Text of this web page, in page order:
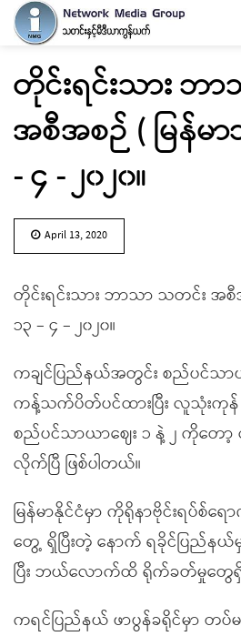
တိုင်းရင်းသား ဘ
အစီအစဉ် ( မြန်မ
- ၄ - ၂၀၂၀။
April 13, 2020
တိုင်းရင်းသား ဘာသာ သတင်း အစီ
၁၃ – ၄ – ၂၀၂၀။
ကချင်ပြည်နယ်အတွင်း စည်ပင်သာ
ကန့်သက်ပိတ်ပင်ထားပြီး လူသုံးကုန် ပ
စည်ပင်သာယာဈေး ၁ နဲ့ ၂ ကိုတေ
လိုက်ပြီ ဖြစ်ပါတယ်။
မြန်မာနိုင်ငံမှာ ကိုရိုနာဗိုင်းရပ်စ်ရေ
တွေ့ ရှိပြီးတဲ့ နောက် ရခိုင်ပြည်န
ပြီး ဘယ်လောက်ထိ ရိုက်ခတ်မှုတွေရှိန
ကရင်ပြည်နယ် ဖာပွန်ခရိုင်မှာ တ